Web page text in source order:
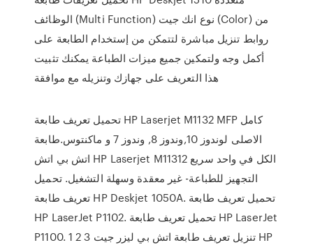
الوظائف (Multi Function) نوع انك جيت (Color) من
روابط تنزيل مباشرة لتتمكن من إستخدام الطابعة على
أكمل وجه ولتمكين جميع ميزات الطباعة يمكنك تثبيت
هذا التعريف على جهازك وتنزيله مع موافقة
تحميل تعريف طابعة HP Laserjet M1132 MFP كامل
الاصلى لوندوز 10,وندوز 8, وندوز 7 و ماكنتوس.طابعة
اتش بي اتش HP Laserjet M11312 الكل في واحد سريع
التجهيز للطباعة- غير معقدة وسهلة التشغيل. تحميل
تعريف طابعة HP Deskjet 1050A. تحميل تعريف طابعة
HP LaserJet P1102. تحميل تعريف طابعة HP LaserJet
P1100. 1 2 3 تنزيل تعريف طابعة اتش بي ليزر جيت HP